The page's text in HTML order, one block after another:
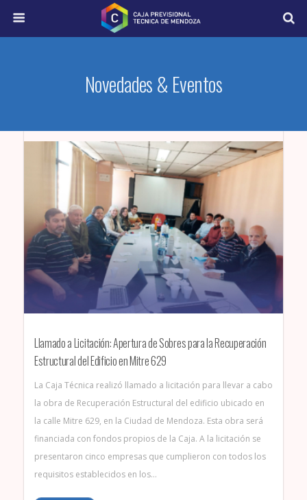
Novedades & Eventos
Llamado a Licitación: Apertura de Sobres para la Recuperación
Estructural del Edificio en Mitre 629
La Caja Técnica realizó llamado a licitación para llevar a cabo
la obra de Recuperación Estructural del edificio ubicado en
la calle Mitre 629, en la Ciudad de Mendoza. Esta obra será
financiada con fondos propios de la Caja. A la licitación se
presentaron cinco empresas que cumplieron con todos los
requisitos establecidos en los…